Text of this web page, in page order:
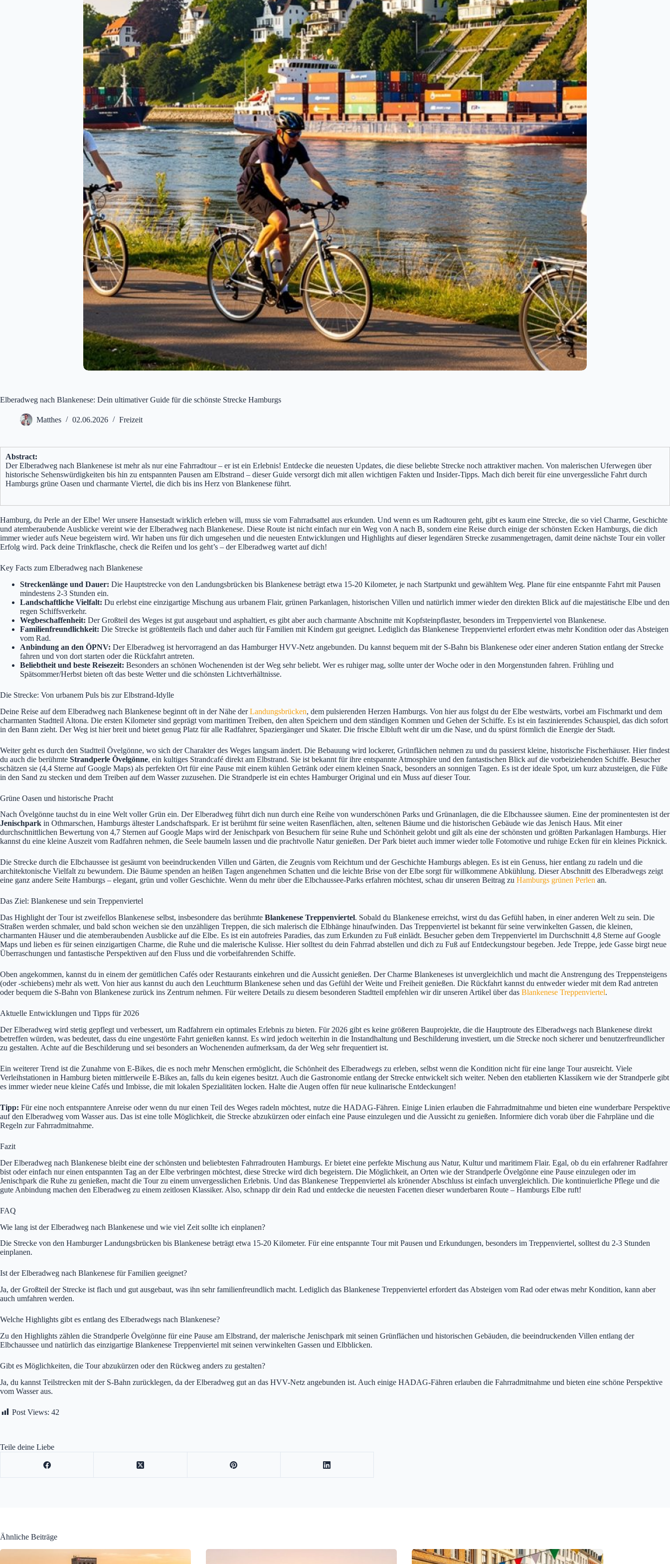
Elberadweg nach Blankenese: Dein ultimativer Guide für die schönste Strecke Hamburgs
Matthes 02.06.2026 Freizeit
Abstract:
Der Elberadweg nach Blankenese ist mehr als nur eine Fahrradtour – er ist ein Erlebnis! Entdecke die neuesten Updates, die diese beliebte Strecke noch attraktiver machen. Von malerischen Uferwegen über
historische Sehenswürdigkeiten bis hin zu entspannten Pausen am Elbstrand – dieser Guide versorgt dich mit allen wichtigen Fakten und Insider-Tipps. Mach dich bereit für eine unvergessliche Fahrt durch
Hamburgs grüne Oasen und charmante Viertel, die dich bis ins Herz von Blankenese führt.
Hamburg, du Perle an der Elbe! Wer unsere Hansestadt wirklich erleben will, muss sie vom Fahrradsattel aus erkunden. Und wenn es um Radtouren geht, gibt es kaum eine Strecke, die so viel Charme, Geschichte
und atemberaubende Ausblicke vereint wie der Elberadweg nach Blankenese. Diese Route ist nicht einfach nur ein Weg von A nach B, sondern eine Reise durch einige der schönsten Ecken Hamburgs, die dich
immer wieder aufs Neue begeistern wird. Wir haben uns für dich umgesehen und die neuesten Entwicklungen und Highlights auf dieser legendären Strecke zusammengetragen, damit deine nächste Tour ein voller
Erfolg wird. Pack deine Trinkflasche, check die Reifen und los geht’s – der Elberadweg wartet auf dich!
Key Facts zum Elberadweg nach Blankenese
Streckenlänge und Dauer: Die Hauptstrecke von den Landungsbrücken bis Blankenese beträgt etwa 15-20 Kilometer, je nach Startpunkt und gewähltem Weg. Plane für eine entspannte Fahrt mit Pausen
mindestens 2-3 Stunden ein.
Landschaftliche Vielfalt: Du erlebst eine einzigartige Mischung aus urbanem Flair, grünen Parkanlagen, historischen Villen und natürlich immer wieder den direkten Blick auf die majestätische Elbe und den
regen Schiffsverkehr.
Wegbeschaffenheit: Der Großteil des Weges ist gut ausgebaut und asphaltiert, es gibt aber auch charmante Abschnitte mit Kopfsteinpflaster, besonders im Treppenviertel von Blankenese.
Familienfreundlichkeit: Die Strecke ist größtenteils flach und daher auch für Familien mit Kindern gut geeignet. Lediglich das Blankenese Treppenviertel erfordert etwas mehr Kondition oder das Absteigen
vom Rad.
Anbindung an den ÖPNV: Der Elberadweg ist hervorragend an das Hamburger HVV-Netz angebunden. Du kannst bequem mit der S-Bahn bis Blankenese oder einer anderen Station entlang der Strecke
fahren und von dort starten oder die Rückfahrt antreten.
Beliebtheit und beste Reisezeit: Besonders an schönen Wochenenden ist der Weg sehr beliebt. Wer es ruhiger mag, sollte unter der Woche oder in den Morgenstunden fahren. Frühling und
Spätsommer/Herbst bieten oft das beste Wetter und die schönsten Lichtverhältnisse.
Die Strecke: Von urbanem Puls bis zur Elbstrand-Idylle
Deine Reise auf dem Elberadweg nach Blankenese beginnt oft in der Nähe derLandungsbrücken, dem pulsierenden Herzen Hamburgs. Von hier aus folgst du der Elbe westwärts, vorbei am Fischmarkt und dem
charmanten Stadtteil Altona. Die ersten Kilometer sind geprägt vom maritimen Treiben, den alten Speichern und dem ständigen Kommen und Gehen der Schiffe. Es ist ein faszinierendes Schauspiel, das dich sofort
in den Bann zieht. Der Weg ist hier breit und bietet genug Platz für alle Radfahrer, Spaziergänger und Skater. Die frische Elbluft weht dir um die Nase, und du spürst förmlich die Energie der Stadt.
Weiter geht es durch den Stadtteil Övelgönne, wo sich der Charakter des Weges langsam ändert. Die Bebauung wird lockerer, Grünflächen nehmen zu und du passierst kleine, historische Fischerhäuser. Hier findest
du auch die berühmte Strandperle Övelgönne, ein kultiges Strandcafé direkt am Elbstrand. Sie ist bekannt für ihre entspannte Atmosphäre und den fantastischen Blick auf die vorbeiziehenden Schiffe. Besucher
schätzen sie (4,4 Sterne auf Google Maps) als perfekten Ort für eine Pause mit einem kühlen Getränk oder einem kleinen Snack, besonders an sonnigen Tagen. Es ist der ideale Spot, um kurz abzusteigen, die Füße
in den Sand zu stecken und dem Treiben auf dem Wasser zuzusehen. Die Strandperle ist ein echtes Hamburger Original und ein Muss auf dieser Tour.
Grüne Oasen und historische Pracht
Nach Övelgönne tauchst du in eine Welt voller Grün ein. Der Elberadweg führt dich nun durch eine Reihe von wunderschönen Parks und Grünanlagen, die die Elbchaussee säumen. Eine der prominentesten ist der
Jenischpark in Othmarschen, Hamburgs ältester Landschaftspark. Er ist berühmt für seine weiten Rasenflächen, alten, seltenen Bäume und die historischen Gebäude wie das Jenisch Haus. Mit einer
durchschnittlichen Bewertung von 4,7 Sternen auf Google Maps wird der Jenischpark von Besuchern für seine Ruhe und Schönheit gelobt und gilt als eine der schönsten und größten Parkanlagen Hamburgs. Hier
kannst du eine kleine Auszeit vom Radfahren nehmen, die Seele baumeln lassen und die prachtvolle Natur genießen. Der Park bietet auch immer wieder tolle Fotomotive und ruhige Ecken für ein kleines Picknick.
Die Strecke durch die Elbchaussee ist gesäumt von beeindruckenden Villen und Gärten, die Zeugnis vom Reichtum und der Geschichte Hamburgs ablegen. Es ist ein Genuss, hier entlang zu radeln und die
architektonische Vielfalt zu bewundern. Die Bäume spenden an heißen Tagen angenehmen Schatten und die leichte Brise von der Elbe sorgt für willkommene Abkühlung. Dieser Abschnitt des Elberadwegs zeigt
eine ganz andere Seite Hamburgs – elegant, grün und voller Geschichte. Wenn du mehr über die Elbchaussee-Parks erfahren möchtest, schau dir unseren Beitrag zu Hamburgs grünen Perlen an.
Das Ziel: Blankenese und sein Treppenviertel
Das Highlight der Tour ist zweifellos Blankenese selbst, insbesondere das berühmte Blankenese Treppenviertel. Sobald du Blankenese erreichst, wirst du das Gefühl haben, in einer anderen Welt zu sein. Die
Straßen werden schmaler, und bald schon weichen sie den unzähligen Treppen, die sich malerisch die Elbhänge hinaufwinden. Das Treppenviertel ist bekannt für seine verwinkelten Gassen, die kleinen,
charmanten Häuser und die atemberaubenden Ausblicke auf die Elbe. Es ist ein autofreies Paradies, das zum Erkunden zu Fuß einlädt. Besucher geben dem Treppenviertel im Durchschnitt 4,8 Sterne auf Google
Maps und lieben es für seinen einzigartigen Charme, die Ruhe und die malerische Kulisse. Hier solltest du dein Fahrrad abstellen und dich zu Fuß auf Entdeckungstour begeben. Jede Treppe, jede Gasse birgt neue
Überraschungen und fantastische Perspektiven auf den Fluss und die vorbeifahrenden Schiffe.
Oben angekommen, kannst du in einem der gemütlichen Cafés oder Restaurants einkehren und die Aussicht genießen. Der Charme Blankeneses ist unvergleichlich und macht die Anstrengung des Treppensteigens
(oder -schiebens) mehr als wett. Von hier aus kannst du auch den Leuchtturm Blankenese sehen und das Gefühl der Weite und Freiheit genießen. Die Rückfahrt kannst du entweder wieder mit dem Rad antreten
oder bequem die S-Bahn von Blankenese zurück ins Zentrum nehmen. Für weitere Details zu diesem besonderen Stadtteil empfehlen wir dir unseren Artikel über das Blankenese Treppenviertel.
Aktuelle Entwicklungen und Tipps für 2026
Der Elberadweg wird stetig gepflegt und verbessert, um Radfahrern ein optimales Erlebnis zu bieten. Für 2026 gibt es keine größeren Bauprojekte, die die Hauptroute des Elberadwegs nach Blankenese direkt
betreffen würden, was bedeutet, dass du eine ungestörte Fahrt genießen kannst. Es wird jedoch weiterhin in die Instandhaltung und Beschilderung investiert, um die Strecke noch sicherer und benutzerfreundlicher
zu gestalten. Achte auf die Beschilderung und sei besonders an Wochenenden aufmerksam, da der Weg sehr frequentiert ist.
Ein weiterer Trend ist die Zunahme von E-Bikes, die es noch mehr Menschen ermöglicht, die Schönheit des Elberadwegs zu erleben, selbst wenn die Kondition nicht für eine lange Tour ausreicht. Viele
Verleihstationen in Hamburg bieten mittlerweile E-Bikes an, falls du kein eigenes besitzt. Auch die Gastronomie entlang der Strecke entwickelt sich weiter. Neben den etablierten Klassikern wie der Strandperle gibt
es immer wieder neue kleine Cafés und Imbisse, die mit lokalen Spezialitäten locken. Halte die Augen offen für neue kulinarische Entdeckungen!
Tipp: Für eine noch entspanntere Anreise oder wenn du nur einen Teil des Weges radeln möchtest, nutze die HADAG-Fähren. Einige Linien erlauben die Fahrradmitnahme und bieten eine wunderbare Perspektive
auf den Elberadweg vom Wasser aus. Das ist eine tolle Möglichkeit, die Strecke abzukürzen oder einfach eine Pause einzulegen und die Aussicht zu genießen. Informiere dich vorab über die Fahrpläne und die
Regeln zur Fahrradmitnahme.
Fazit
Der Elberadweg nach Blankenese bleibt eine der schönsten und beliebtesten Fahrradrouten Hamburgs. Er bietet eine perfekte Mischung aus Natur, Kultur und maritimem Flair. Egal, ob du ein erfahrener Radfahrer
bist oder einfach nur einen entspannten Tag an der Elbe verbringen möchtest, diese Strecke wird dich begeistern. Die Möglichkeit, an Orten wie der Strandperle Övelgönne eine Pause einzulegen oder im
Jenischpark die Ruhe zu genießen, macht die Tour zu einem unvergesslichen Erlebnis. Und das Blankenese Treppenviertel als krönender Abschluss ist einfach unvergleichlich. Die kontinuierliche Pflege und die
gute Anbindung machen den Elberadweg zu einem zeitlosen Klassiker. Also, schnapp dir dein Rad und entdecke die neuesten Facetten dieser wunderbaren Route – Hamburgs Elbe ruft!
FAQ
Wie lang ist der Elberadweg nach Blankenese und wie viel Zeit sollte ich einplanen?
Die Strecke von den Hamburger Landungsbrücken bis Blankenese beträgt etwa 15-20 Kilometer. Für eine entspannte Tour mit Pausen und Erkundungen, besonders im Treppenviertel, solltest du 2-3 Stunden
einplanen.
Ist der Elberadweg nach Blankenese für Familien geeignet?
Ja, der Großteil der Strecke ist flach und gut ausgebaut, was ihn sehr familienfreundlich macht. Lediglich das Blankenese Treppenviertel erfordert das Absteigen vom Rad oder etwas mehr Kondition, kann aber
auch umfahren werden.
Welche Highlights gibt es entlang des Elberadwegs nach Blankenese?
Zu den Highlights zählen die Strandperle Övelgönne für eine Pause am Elbstrand, der malerische Jenischpark mit seinen Grünflächen und historischen Gebäuden, die beeindruckenden Villen entlang der
Elbchaussee und natürlich das einzigartige Blankenese Treppenviertel mit seinen verwinkelten Gassen und Elbblicken.
Gibt es Möglichkeiten, die Tour abzukürzen oder den Rückweg anders zu gestalten?
Ja, du kannst Teilstrecken mit der S-Bahn zurücklegen, da der Elberadweg gut an das HVV-Netz angebunden ist. Auch einige HADAG-Fähren erlauben die Fahrradmitnahme und bieten eine schöne Perspektive
vom Wasser aus.
Post Views: 42
Teile deine Liebe
Ähnliche Beiträge